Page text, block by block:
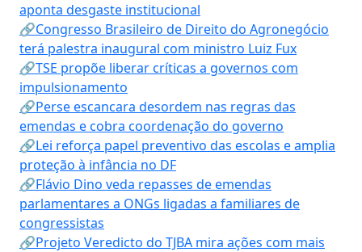
aponta desgaste institucional
🔗Congresso Brasileiro de Direito do Agronegócio
terá palestra inaugural com ministro Luiz Fux
🔗TSE propõe liberar críticas a governos com
impulsionamento
🔗Perse escancara desordem nas regras das
emendas e cobra coordenação do governo
🔗Lei reforça papel preventivo das escolas e amplia
proteção à infância no DF
🔗Flávio Dino veda repasses de emendas
parlamentares a ONGs ligadas a familiares de
congressistas
🔗Projeto Veredicto do TJBA mira ações com mais